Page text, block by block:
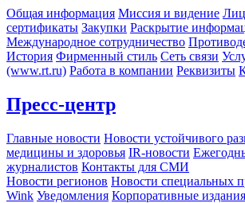
Общая информация Миссия и видение
сертификаты Закупки Раскрытие
Международное сотрудничество
История Фирменный стиль Сеть связи
(www.rt.ru) Работа в компании Реквизиты
Пресс-центр
Главные новости Новости устойчивого
медицины и здоровья IR-новости
журналистов Контакты для СМИ
Новости регионов Новости специальных
Wink Уведомления Корпоративные издания